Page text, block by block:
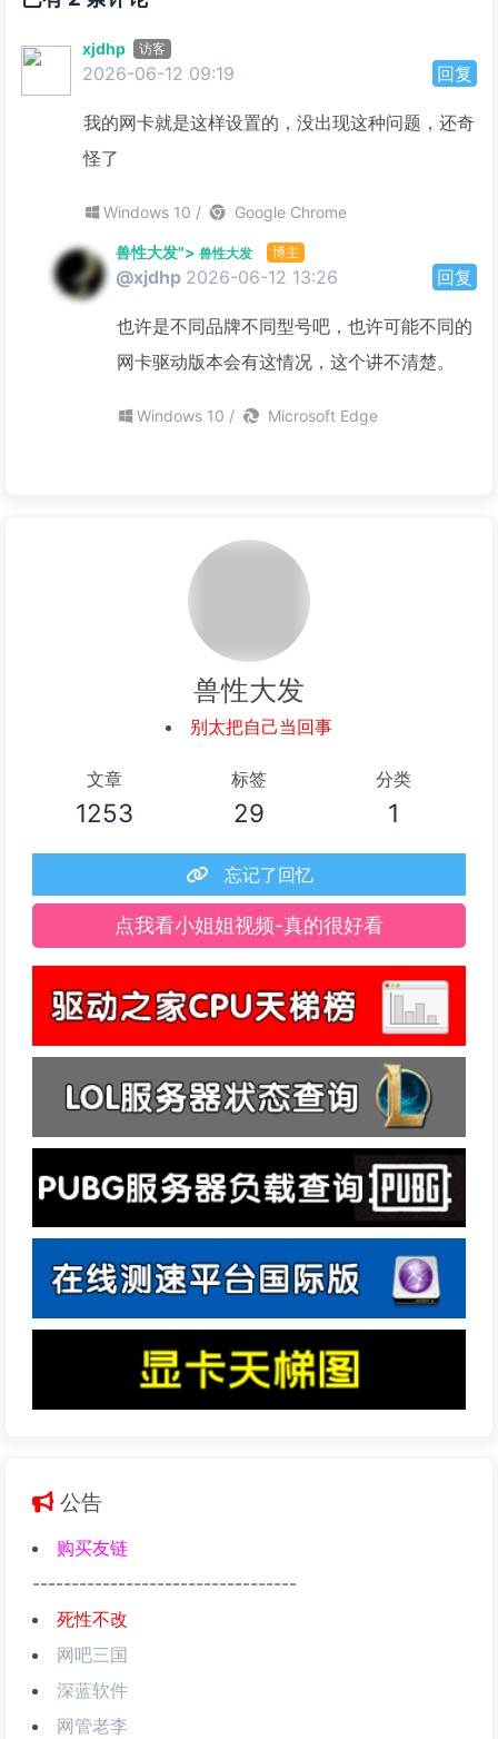
xjdhp 访客
2026-06-12 09:19 回复
我的网卡就是这样设置的，没出现这种问题，还奇
怪了
Windows 10 / Google Chrome
兽性大发"> 兽性大发 博主
@xjdhp 2026-06-12 13:26 回复
也许是不同品牌不同型号吧，也许可能不同的
网卡驱动版本会有这情况，这个讲不清楚。
Windows 10 / Microsoft Edge
兽性大发
别太把自己当回事
文章
1253
标签
29
分类
1
忘记了回忆
点我看小姐姐视频-真的很好看
公告
购买友链
----------------------------------
死性不改
网吧三国
深蓝软件
网管老李